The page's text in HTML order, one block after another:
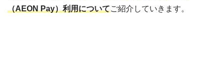
（AEON Pay）利用についてご紹介していきます。